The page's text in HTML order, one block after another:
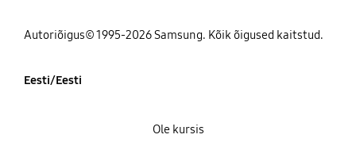
Autoriõigus© 1995-2026 Samsung. Kõik õigused kaitstud.
Eesti/Eesti
Ole kursis